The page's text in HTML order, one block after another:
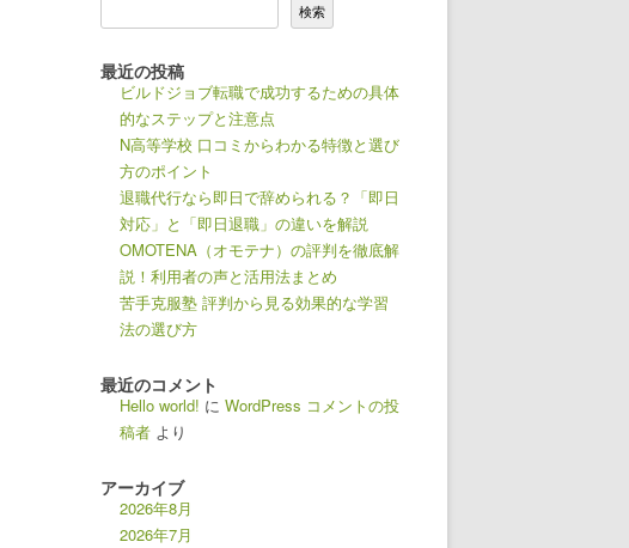
検索
最近の投稿
ビルドジョブ転職で成功するための具体
的なステップと注意点
N高等学校 口コミからわかる特徴と選び
方のポイント
退職代行なら即日で辞められる？「即日
対応」と「即日退職」の違いを解説
OMOTENA（オモテナ）の評判を徹底解
説！利用者の声と活用法まとめ
苦手克服塾 評判から見る効果的な学習
法の選び方
最近のコメント
Hello world! に WordPress コメントの投
稿者 より
アーカイブ
2026年8月
2026年7月